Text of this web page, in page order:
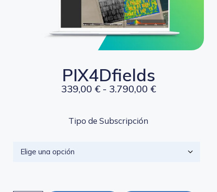
PIX4Dfields
339,00 € - 3.790,00 €
Tipo de Subscripción